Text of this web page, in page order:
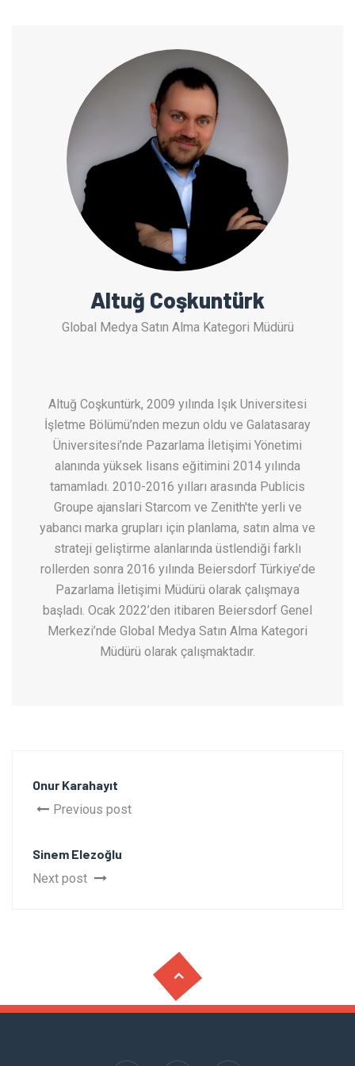
Altuğ Coşkuntürk
Global Medya Satın Alma Kategori Müdürü
Altuğ Coşkuntürk, 2009 yılında Işık Universitesi
İşletme Bölümü’nden mezun oldu ve Galatasaray
Üniversitesi’nde Pazarlama İletişimi Yönetimi
alanında yüksek lisans eğitimini 2014 yılında
tamamladı. 2010-2016 yılları arasında Publicis
Groupe ajanslari Starcom ve Zenith'te yerli ve
yabancı marka grupları için planlama, satın alma ve
strateji geliştirme alanlarında üstlendiği farklı
rollerden sonra 2016 yılında Beiersdorf Türkiye’de
Pazarlama İletişimi Müdürü olarak çalışmaya
başladı. Ocak 2022’den itibaren Beiersdorf Genel
Merkezi’nde Global Medya Satın Alma Kategori
Müdürü olarak çalışmaktadır.
Onur Karahayıt
Previous post
Sinem Elezoğlu
Next post